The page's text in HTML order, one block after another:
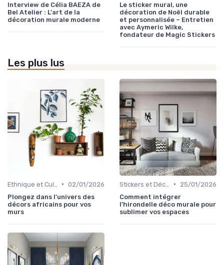
Interview de Célia BAEZA de
Bel Atelier : L'art de la
décoration murale moderne
Le sticker mural, une
décoration de Noël durable
et personnalisée – Entretien
avec Aymeric Wilke,
fondateur de Magic Stickers
Les plus lus
• 02/01/2026
Plongez dans l'univers des
décors africains pour vos
murs
•
25/01/2026
Comment intégrer
l’hirondelle déco murale pour
sublimer vos espaces